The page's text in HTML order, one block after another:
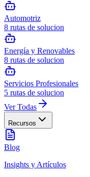
Automotriz
8 rutas de solucion
Energía y Renovables
8 rutas de solucion
Servicios Profesionales
5 rutas de solucion
Ver Todas
Recursos
Blog
Insights y Artículos